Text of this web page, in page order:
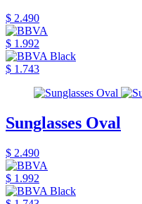
$ 2.490
$ 1.992
$ 1.743
Sunglasses Oval
$ 2.490
$ 1.992